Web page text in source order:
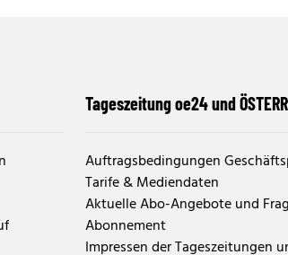
Tageszeitung oe24 und
Auftragsbedingungen
Tarife & Mediendaten
Aktuelle Abo-Angebote und
Abonnement
Impressen der Tageszeitungen